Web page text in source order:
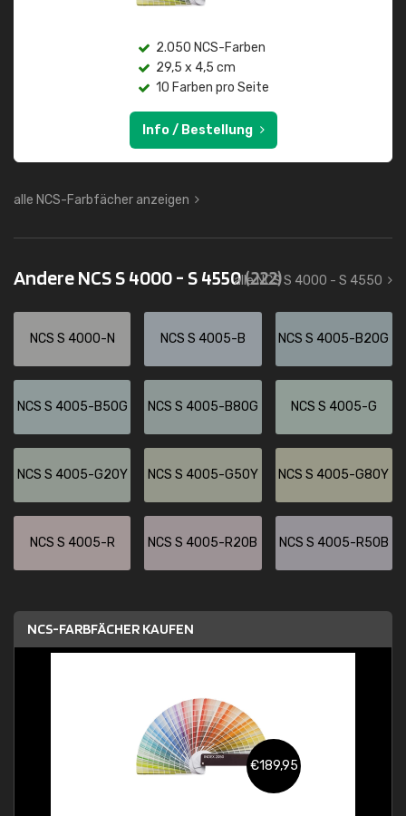
2.050 NCS-Farben
29,5 x 4,5 cm
10 Farben pro Seite
Info / Bestellung
alle NCS-Farbfächer anzeigen
Andere NCS S 4000 - S 4550(222)
alle NCS S 4000 - S 4550
NCS S 4000-N NCS S 4005-B NCS S 4005-B20G
NCS S 4005-B50G NCS S 4005-B80G NCS S 4005-G
NCS S 4005-G20Y NCS S 4005-G50Y NCS S 4005-G80Y
NCS S 4005-R NCS S 4005-R20B NCS S 4005-R50B
NCS-FARBFÄCHER KAUFEN
€189,95